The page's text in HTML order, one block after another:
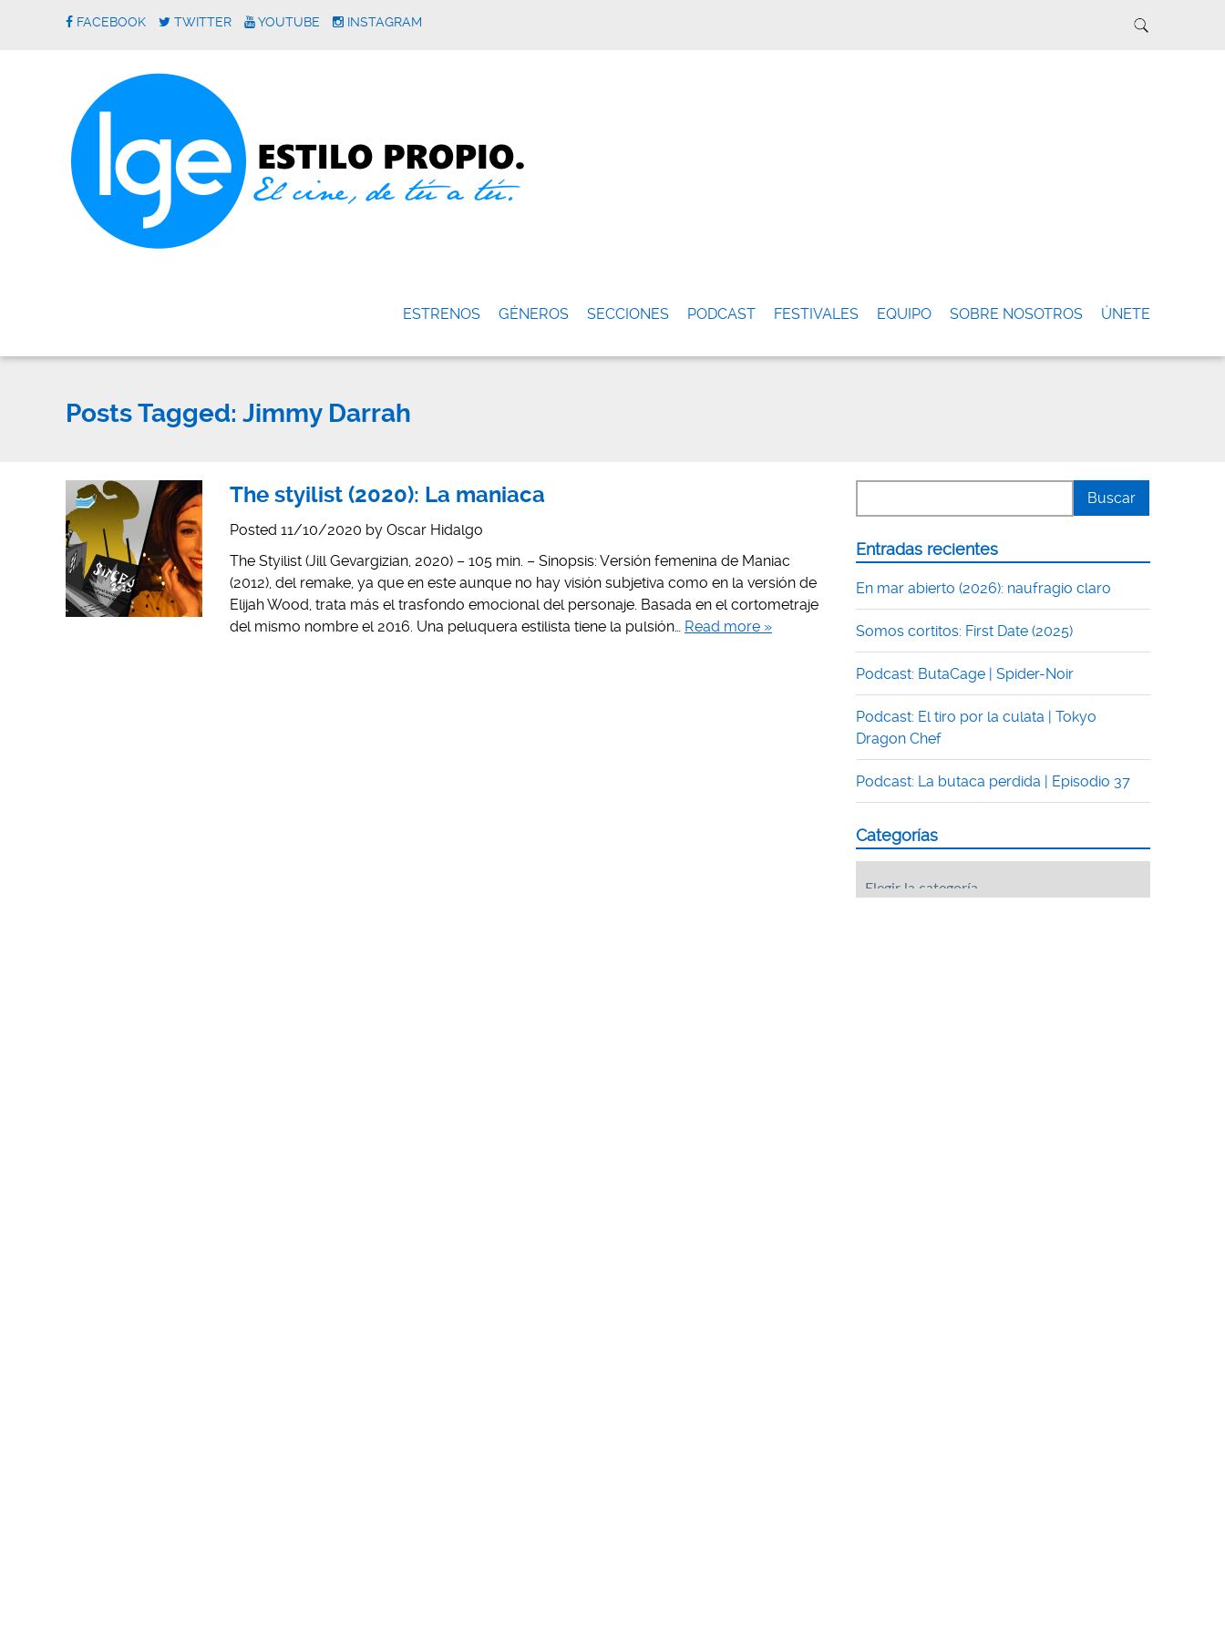
FACEBOOK TWITTER YOUTUBE INSTAGRAM
ESTRENOS GÉNEROS SECCIONES PODCAST FESTIVALES EQUIPO SOBRE NOSOTROS ÚNETE
Posts Tagged: Jimmy Darrah
The styilist (2020): La maniaca
Posted 11/10/2020 by Oscar Hidalgo
The Styilist (Jill Gevargizian, 2020) – 105 min. – Sinopsis: Versión femenina de Maniac
(2012), del remake, ya que en este aunque no hay visión subjetiva como en la versión de
Elijah Wood, trata más el trasfondo emocional del personaje. Basada en el cortometraje
del mismo nombre el 2016. Una peluquera estilista tiene la pulsión… Read more »
Entradas recientes
En mar abierto (2026): naufragio claro
Somos cortitos: First Date (2025)
Podcast: ButaCage | Spider-Noir
Podcast: El tiro por la culata | Tokyo
Dragon Chef
Podcast: La butaca perdida | Episodio 37
Categorías